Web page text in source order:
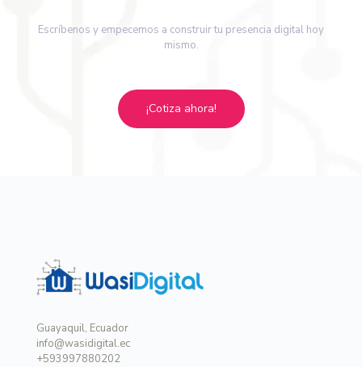
Escríbenos y empecemos a construir tu presencia digital hoy
mismo.
¡Cotiza ahora!
Guayaquil, Ecuador
info@wasidigital.ec
+593997880202